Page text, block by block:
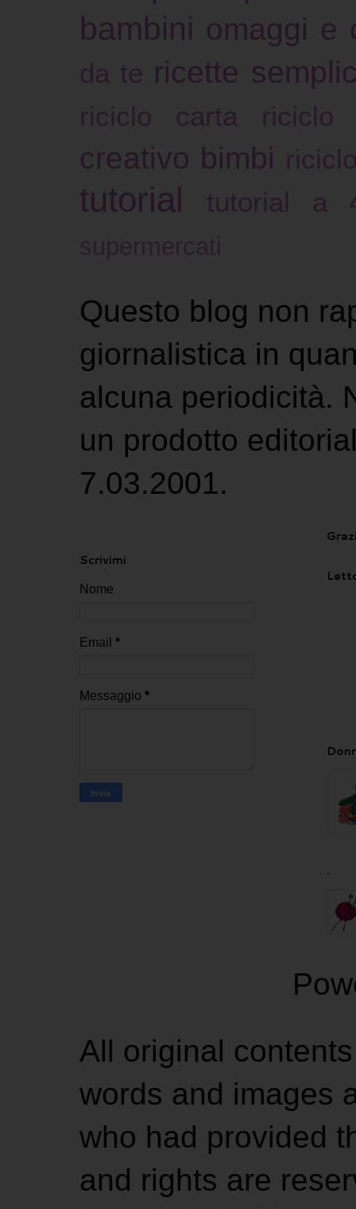
bambini omaggi e
da te ricette
riciclo carta riciclo
creativo bimbi
tutorial tutorial a
Questo blog non
giornalistica in
alcuna periodicità.
un prodotto
7.03.2001.
Scrivimi
Nome
Email *
Messaggio *
.
All original
words and images
who had provided
and rights are